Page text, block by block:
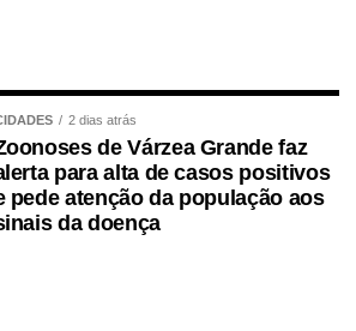
pensamento
para enfrentar a
secretarias
2 dias atrás
de Várzea Grande faz
para alta de casos positivos
pede atenção da população aos
da doença